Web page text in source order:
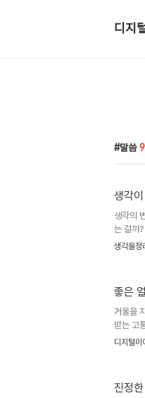
디지
말씀 9
생각
생각의
는 걸까
습니다.
각일 뿐
은 담배
생각을정
좋은
거울을
받는 고
그 좋지
면 단지
디지털이
진정